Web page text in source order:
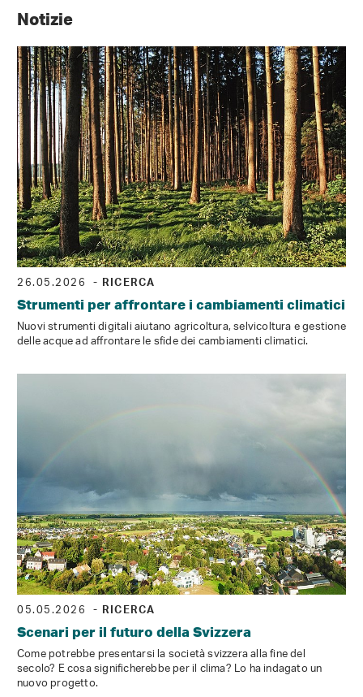
Notizie
26.05.2026 - RICERCA
Strumenti per affrontare i cambiamenti climatici
Nuovi strumenti digitali aiutano agricoltura, selvicoltura e gestione
delle acque ad affrontare le sfide dei cambiamenti climatici.
05.05.2026 - RICERCA
Scenari per il futuro della Svizzera
Come potrebbe presentarsi la società svizzera alla fine del
secolo? E cosa significherebbe per il clima? Lo ha indagato un
nuovo progetto.